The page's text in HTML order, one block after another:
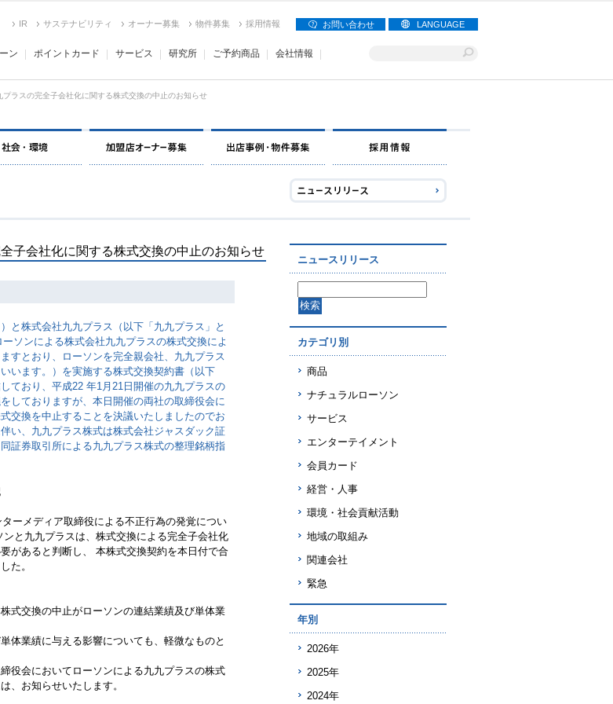
IR サステナビリティ オーナー募集 物件募集 採用情報 お問い合わせ LANGUAGE
ン ポイントカード サービス 研究所 ご予約商品 会社情報
ラスの完全子会社化に関する株式交換の中止のお知らせ
子会社化に関する株式交換の中止のお知らせ
と株式会社九九プラス（以下「九九プラス」と
ソンによる株式会社九九プラスの株式交換によ
すとおり、ローソンを完全親会社、九九プラス
います。）を実施する株式交換契約書（以下
ており、平成22 年1月21日開催の九九プラスの
しておりますが、本日開催の両社の取締役会に
交換を中止することを決議いたしましたのでお
い、九九プラス株式は株式会社ジャスダック証
証券取引所による九九プラス株式の整理銘柄指
ーメディア取締役による不正行為の発覚につい
と九九プラスは、株式交換による完全子会社化
があると判断し、 本株式交換契約を本日付で合
た。
式交換の中止がローソンの連結業績及び単体業
体業績に与える影響についても、軽微なものと
役会においてローソンによる九九プラスの株式
、お知らせいたします。
ニュースリリース
カテゴリ別
商品
ナチュラルローソン
サービス
エンターテイメント
会員カード
経営・人事
環境・社会貢献活動
地域の取組み
関連会社
緊急
年別
2026年
2025年
2024年